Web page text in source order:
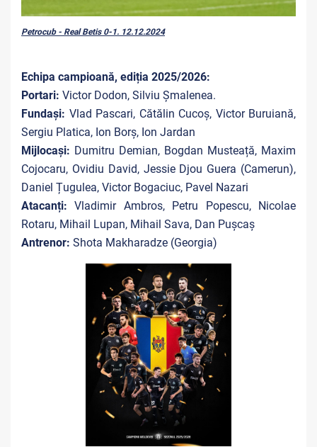
Petrocub - Real Betis 0-1. 12.12.2024
Echipa campioană, ediția 2025/2026:
Portari: Victor Dodon, Silviu Șmalenea.
Fundași: Vlad Pascari, Cătălin Cucoș, Victor Buruiană,
Sergiu Platica, Ion Borș, Ion Jardan
Mijlocași: Dumitru Demian, Bogdan Musteață, Maxim
Cojocaru, Ovidiu David, Jessie Djou Guera (Camerun),
Daniel Țugulea, Victor Bogaciuc, Pavel Nazari
Atacanți: Vladimir Ambros, Petru Popescu, Nicolae
Rotaru, Mihail Lupan, Mihail Sava, Dan Pușcaș
Antrenor: Shota Makharadze (Georgia)